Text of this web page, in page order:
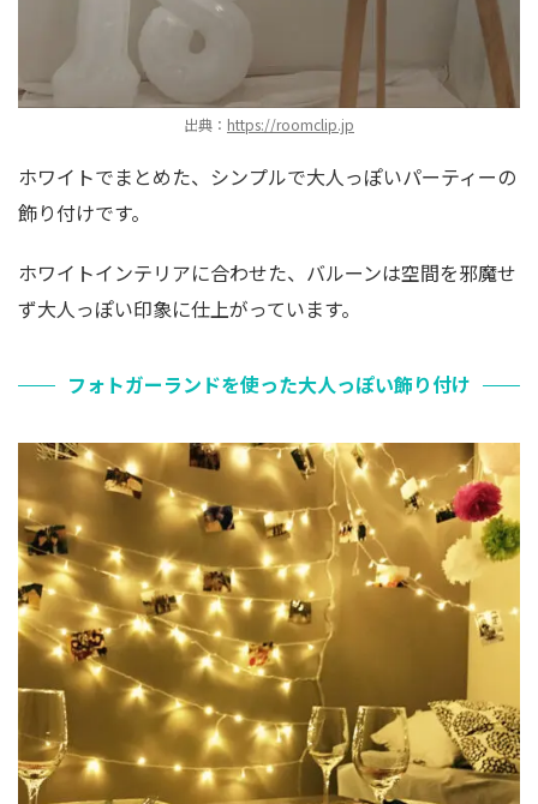
出典： https://roomclip.jp
ホワイトでまとめた、シンプルで大人っぽいパーティーの
飾り付けです。
ホワイトインテリアに合わせた、バルーンは空間を邪魔せ
ず大人っぽい印象に仕上がっています。
フォトガーランドを使った大人っぽい飾り付け